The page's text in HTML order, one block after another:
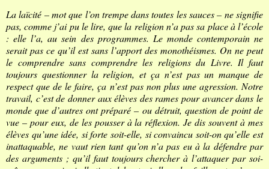
La laïcité – mot que l’on trempe dans toutes les sauces – ne signifie
pas, comme j’ai pu le lire, que la religion n’a pas sa place à l’école
: elle l’a, au sein des programmes. Le monde contemporain ne
serait pas ce qu’il est sans l’apport des monothéismes. On ne peut
le comprendre sans comprendre les religions du Livre. Il faut
toujours questionner la religion, et ça n’est pas un manque de
respect que de le faire, ça n’est pas non plus une agression. Notre
travail, c’est de donner aux élèves des rames pour avancer dans le
monde que d’autres ont préparé – ou détruit, question de point de
vue – pour eux, de les pousser à la réflexion. Je dis souvent à mes
élèves qu’une idée, si forte soit-elle, si convaincu soit-on qu’elle est
inattaquable, ne vaut rien tant qu’on n’a pas eu à la défendre par
des arguments ; qu’il faut toujours chercher à l’attaquer par soi-